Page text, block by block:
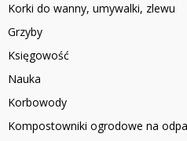
Korki do wanny, umywalki, zlewu
Grzyby
Księgowość
Nauka
Korbowody
Kompostowniki ogrodowe na